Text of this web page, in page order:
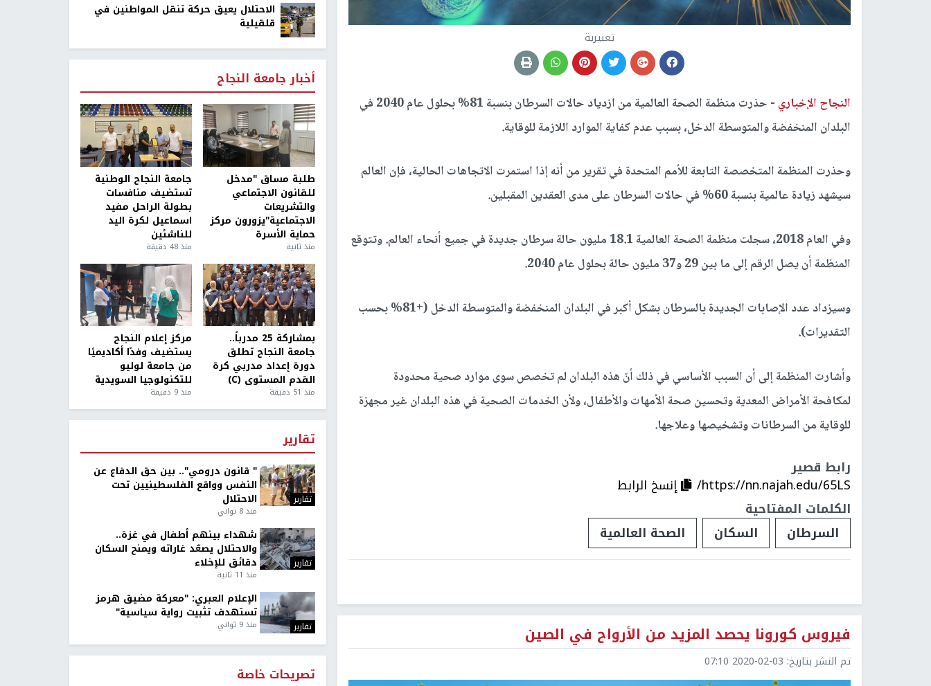
تعبيرية
النجاح الإخباري -
حذرت منظمة الصحة العالمية من ازدياد حالات السرطان بنسبة 81% بحلول عام 2040 في
البلدان المنخفضة والمتوسطة الدخل، بسبب عدم كفاية الموارد اللازمة للوقاية.
وحذرت المنظمة المتخصصة التابعة للأمم المتحدة في تقرير من أنه إذا استمرت الاتجاهات الحالية، فإن العالم
سيشهد زيادة عالمية بنسبة 60% في حالات السرطان على مدى العقدين المقبلين.
وفي العام 2018، سجلت منظمة الصحة العالمية 18.1 مليون حالة سرطان جديدة في جميع أنحاء العالم. وتتوقع
المنظمة أن يصل الرقم إلى ما بين 29 و37 مليون حالة بحلول عام 2040.
وسيزداد عدد الإصابات الجديدة بالسرطان بشكل أكبر في البلدان المنخفضة والمتوسطة الدخل (+81% بحسب
التقديرات).
وأشارت المنظمة إلى أن السبب الأساسي في ذلك أنّ هذه البلدان لم تخصص سوى موارد صحية محدودة
لمكافحة الأمراض المعدية وتحسين صحة الأمهات والأطفال، ولأن الخدمات الصحية في هذه البلدان غير مجهزة
للوقاية من السرطانات وتشخيصها وعلاجها.
رابط قصير
https://nn.najah.edu/65LS/
إنسخ الرابط
الكلمات المفتاحية
السرطان
السكان الصحة العالمية
فيروس كورونا يحصد المزيد من الأرواح في الصين
تم النشر بتاريخ: 2020-02-03 07:10
الاحتلال يعيق حركة تنقل المواطنين في
قلقيلية
أخبار جامعة النجاح
طلبة مساق "مدخل
للقانون الاجتماعي
والتشريعات
الاجتماعية"يزورون مركز
حماية الأسرة
منذ ثانية
جامعة النجاح الوطنية
تستضيف منافسات
بطولة الراحل مفيد
اسماعيل لكرة اليد
للناشئين
منذ 48 دقيقة
بمشاركة 25 مدرباً..
جامعة النجاح تطلق
دورة إعداد مدربي كرة
القدم المستوى (C)
منذ 51 دقيقة
مركز إعلام النجاح
يستضيف وفدًا أكاديميًا
من جامعة لوليو
للتكنولوجيا السويدية
منذ 9 دقيقة
تقارير
تقارير
" قانون درومي".. بين حق الدفاع عن
النفس وواقع الفلسطينيين تحت
الاحتلال
منذ 8 ثواني
تقارير
شهداء بينهم أطفال في غزة..
والاحتلال يصعّد غاراته ويمنح السكان
دقائق للإخلاء
منذ 11 ثانية
تقارير
الإعلام العبري: "معركة مضيق هرمز
تستهدف تثبيت رواية سياسية"
منذ 9 ثواني
تصريحات خاصة